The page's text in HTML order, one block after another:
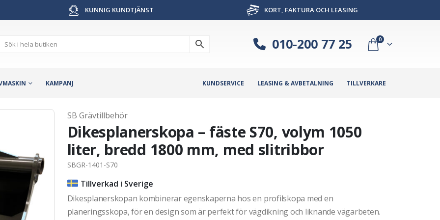
KUNNIG KUNDTJÄNST KORT, FAKTURA OCH LEASING
010-200 77 25 0
KAMPANJ KUNDSERVICE LEASING & AVBETALNING TILLVERKARE
SB Grävtillbehör
Dikesplanerskopa – fäste S70, volym 1050
liter, bredd 1800 mm, med slitribbor
SBGR-1401-S70
Tillverkad i Sverige
Dikesplanerskopan kombinerar egenskaperna hos en profilskopa med en
planeringsskopa, för en design som är perfekt för vägdikning och liknande vägarbeten.